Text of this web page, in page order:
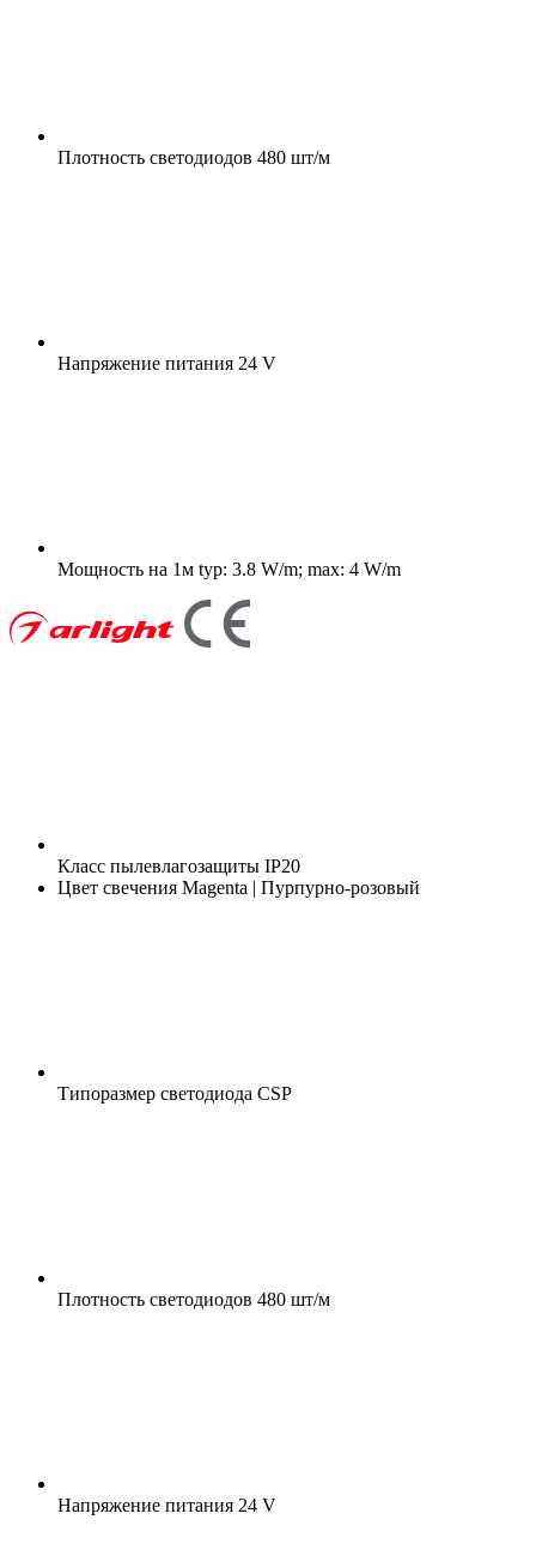
Плотность светодиодов 480 шт/м
Напряжение питания 24 V
Мощность на 1м typ: 3.8 W/m; max: 4 W/m
Класс пылевлагозащиты IP20
Цвет свечения Magenta | Пурпурно-розовый
Типоразмер светодиода CSP
Плотность светодиодов 480 шт/м
Напряжение питания 24 V